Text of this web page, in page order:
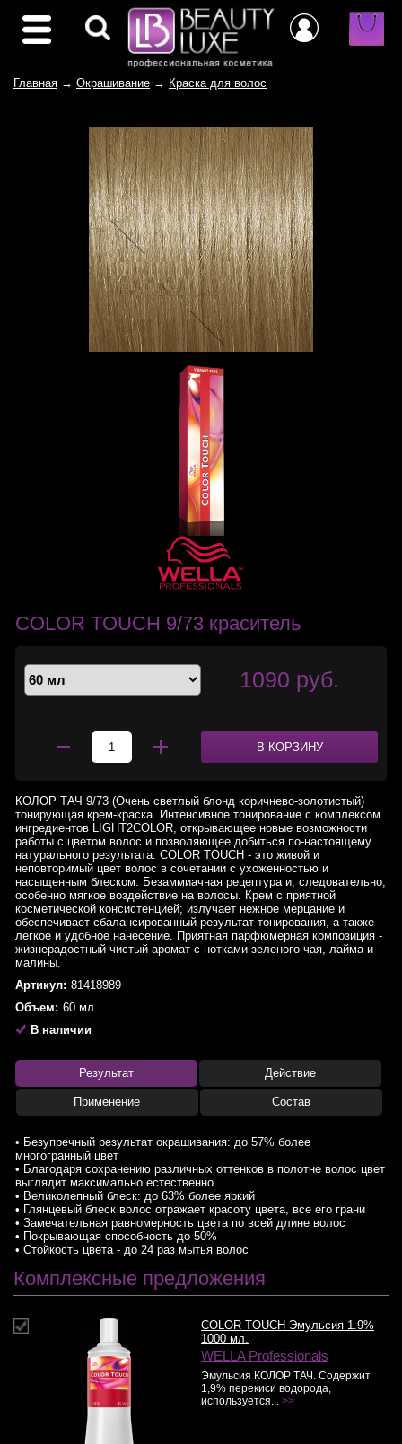
Главная → Окрашивание → Краска для волос
COLOR TOUCH 9/73 краситель
1090 руб.
В КОРЗИНУ
КОЛОР ТАЧ 9/73 (Очень светлый блонд коричнево-золотистый)
тонирующая крем-краска. Интенсивное тонирование с комплексом
ингредиентов LIGHT2COLOR, открывающее новые возможности
работы с цветом волос и позволяющее добиться по-настоящему
натурального результата. COLOR TOUCH - это живой и
неповторимый цвет волос в сочетании с ухоженностью и
насыщенным блеском. Безаммиачная рецептура и, следовательно,
особенно мягкое воздействие на волосы. Крем с приятной
косметической консистенцией; излучает нежное мерцание и
обеспечивает сбалансированный результат тонирования, а также
легкое и удобное нанесение. Приятная парфюмерная композиция -
жизнерадостный чистый аромат с нотками зеленого чая, лайма и
малины.
Артикул: 81418989
Объем: 60 мл.
В наличии
Результат Действие
Применение Состав
• Безупречный результат окрашивания: до 57% более
многогранный цвет
• Благодаря сохранению различных оттенков в полотне волос цвет
выглядит максимально естественно
• Великолепный блеск: до 63% более яркий
• Глянцевый блеск волос отражает красоту цвета, все его грани
• Замечательная равномерность цвета по всей длине волос
• Покрывающая способность до 50%
• Стойкость цвета - до 24 раз мытья волос
Комплексные предложения
COLOR TOUCH Эмульсия 1.9%
1000 мл.
WELLA Professionals
Эмульсия КОЛОР ТАЧ. Содержит
1,9% перекиси водорода,
используется... >>